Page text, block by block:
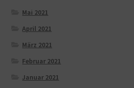
Mai 2021
April 2021
März 2021
Februar 2021
Januar 2021